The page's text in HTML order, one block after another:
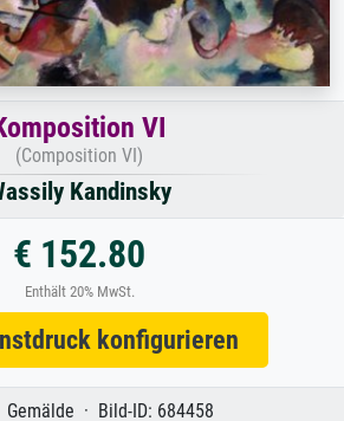
VI
(Composition VI)
Kandinsky
€ 152.80
Enthält 20% MwSt.
konfigurieren
· Bild-ID: 684458